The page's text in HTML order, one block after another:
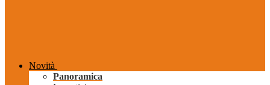
Novità
Panoramica